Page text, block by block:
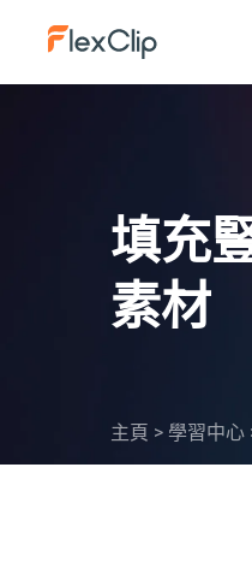
填充
素材
主頁 > 學習中心